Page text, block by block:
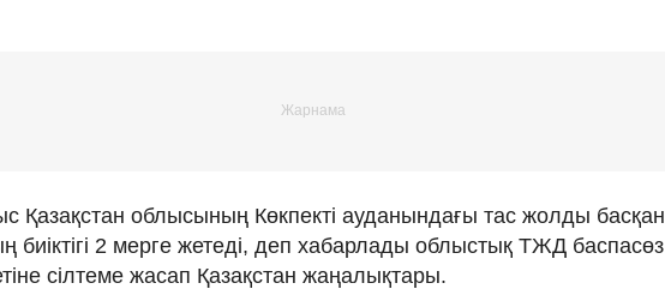
Қазақстан облысының Көкпекті ауданындағы тас жолды басқан
биіктігі 2 мерге жетеді, деп хабарлады облыстық ТЖД баспасөз
сілтеме жасап Қазақстан жаңалықтары.